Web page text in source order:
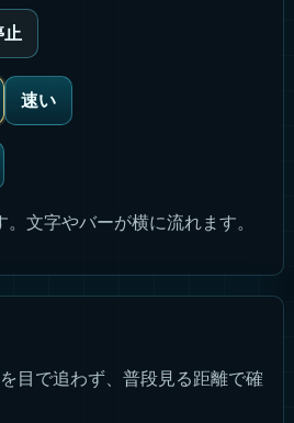
止
速い
文字やバーが横に流れます。
目で追わず、普段見る距離で確